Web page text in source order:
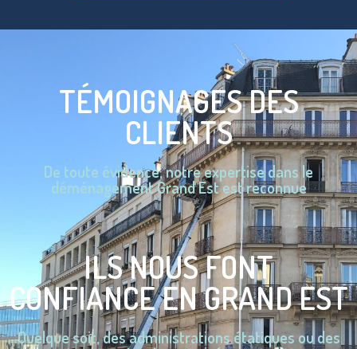
TÉMOIGNAGES DES
CLIENTS
De toute évidence, notre expertise dans le
déménagement Grand Est est reconnue
ILS NOUS FONT
CONFIANCE EN GRAND EST
Quelque soit, des administrations étatiques ou des